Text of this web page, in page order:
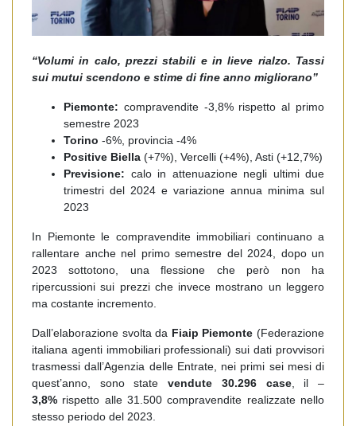
“Volumi in calo, prezzi stabili e in lieve rialzo. Tassi
sui mutui scendono e stime di fine anno migliorano”
Piemonte: compravendite -3,8% rispetto al primo
semestre 2023
Torino -6%, provincia -4%
Positive Biella (+7%), Vercelli (+4%), Asti (+12,7%)
Previsione: calo in attenuazione negli ultimi due
trimestri del 2024 e variazione annua minima sul
2023
In Piemonte le compravendite immobiliari continuano a
rallentare anche nel primo semestre del 2024, dopo un
2023 sottotono, una flessione che però non ha
ripercussioni sui prezzi che invece mostrano un leggero
ma costante incremento.
Dall’elaborazione svolta da Fiaip Piemonte(Federazione
italiana agenti immobiliari professionali) sui dati provvisori
trasmessi dall’Agenzia delle Entrate, nei primi sei mesi di
quest’anno, sono statevendute 30.296 case, il –
3,8% rispetto alle 31.500 compravendite realizzate nello
stesso periodo del 2023.